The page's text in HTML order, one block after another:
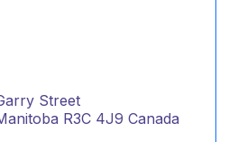
Street
R3C 4J9 Canada